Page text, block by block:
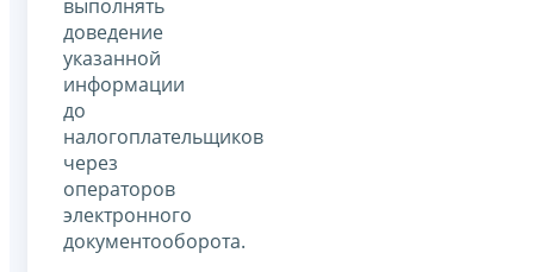
выполнять
доведение
указанной
информации
до
налогоплательщиков
через
операторов
электронного
документооборота.